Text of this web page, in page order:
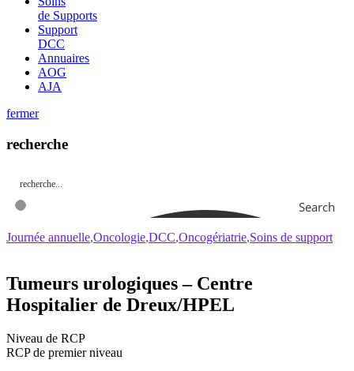
de Supports
Support
DCC
Annuaires
AOG
AJA
fermer
recherche
Search
Journée annuelle Oncologie DCC Oncogériatrie Soins de support
Tumeurs urologiques – Centre
Hospitalier de Dreux/HPEL
Niveau de RCP
RCP de premier niveau